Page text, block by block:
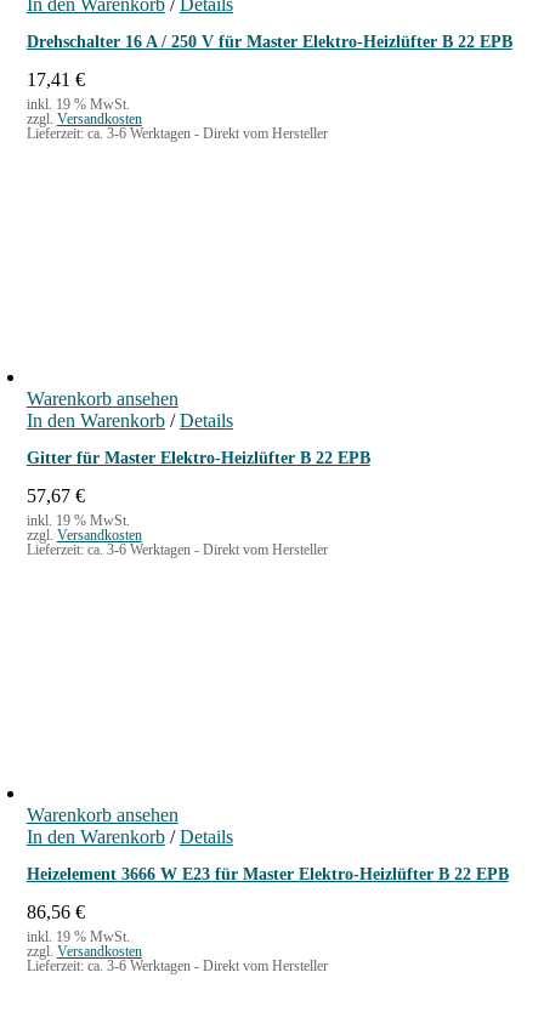
In den Warenkorb / Details
Drehschalter 16 A / 250 V für Master Elektro-Heizlüfter B 22 EPB
17,41 €
inkl. 19 % MwSt.
zzgl. Versandkosten
Lieferzeit: ca. 3-6 Werktagen - Direkt vom Hersteller
Warenkorb ansehen
In den Warenkorb / Details
Gitter für Master Elektro-Heizlüfter B 22 EPB
57,67 €
inkl. 19 % MwSt.
zzgl. Versandkosten
Lieferzeit: ca. 3-6 Werktagen - Direkt vom Hersteller
Warenkorb ansehen
In den Warenkorb / Details
Heizelement 3666 W E23 für Master Elektro-Heizlüfter B 22 EPB
86,56 €
inkl. 19 % MwSt.
zzgl. Versandkosten
Lieferzeit: ca. 3-6 Werktagen - Direkt vom Hersteller